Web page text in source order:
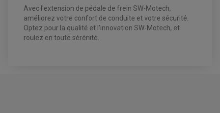
LEVIER D'EMBRAYAGE
OPTIQUE TYPE ORIGINE
PÉDALE DE FREIN
REPOSE PIED TYPE ORIGINE
RETROVISEUR MOTO TYPE ORIGINE
RÉTROVISEUR TYPE ORIGINE
PIÈCE MOTEUR
Avec l'extension de pédale de frein SW-Motech,
améliorez votre confort de conduite et votre sécurité.
Optez pour la qualité et l'innovation SW-Motech, et
roulez en toute sérénité.